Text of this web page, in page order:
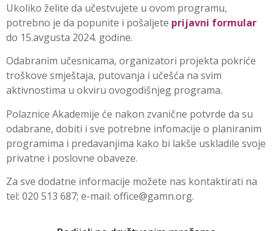
Ukoliko želite da učestvujete u ovom programu,
potrebno je da popunite i pošaljete prijavni formular
do 15.avgusta 2024. godine.
Odabranim učesnicama, organizatori projekta pokriće
troškove smještaja, putovanja i učešća na svim
aktivnostima u okviru ovogodišnjeg programa.
Polaznice Akademije će nakon zvanične potvrde da su
odabrane, dobiti i sve potrebne infomacije o planiranim
programima i predavanjima kako bi lakše uskladile svoje
privatne i poslovne obaveze.
Za sve dodatne informacije možete nas kontaktirati na
tel: 020 513 687; e-mail: office@gamn.org.